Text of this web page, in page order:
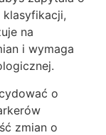
klasyfikacji,
na
i wymaga
o
zmian o